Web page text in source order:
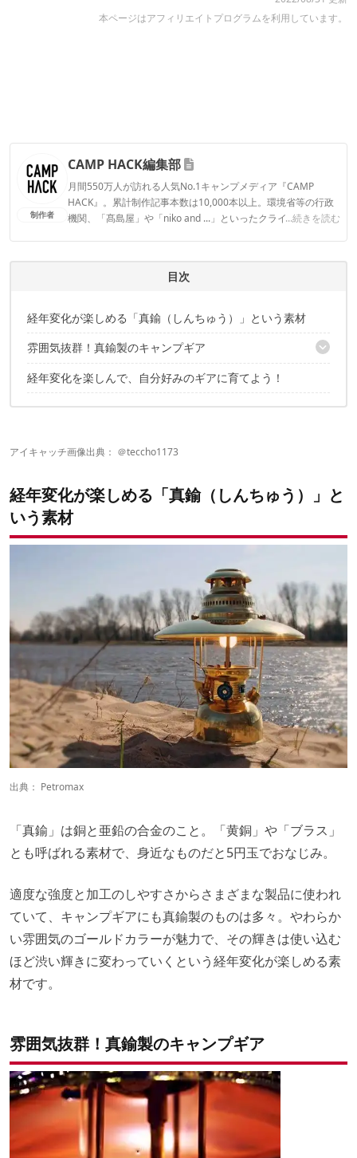
本ページはアフィリエイトプログラムを利用しています。
制作者
CAMP HACK編集部
月間550万人が訪れる人気No.1キャンプメディア『CAMP
HACK』。累計制作記事本数は10,000本以上。環境省等の行政
機関、「髙島屋」や「niko and ...」といったクライアントとの
...続きを読む
CAMP HACK編集部のプロフィール
目次
経年変化が楽しめる「真鍮（しんちゅう）」という素材
雰囲気抜群！真鍮製のキャンプギア
UCO キャンドルランタン[ブラス]
トランギア アルコールバーナー
キャプテンスタッグ 真鍮製 シェラスタッキングカップ320mL
モンロ ティーテーブル
Lue スポーク
経年変化を楽しんで、自分好みのギアに育てよう！
アイキャッチ画像出典： ＠teccho1173
経年変化が楽しめる「真鍮（しんちゅう）」と
いう素材
出典： Petromax
「真鍮」は銅と亜鉛の合金のこと。「黄銅」や「ブラス」
とも呼ばれる素材で、身近なものだと5円玉でおなじみ。
適度な強度と加工のしやすさからさまざまな製品に使われ
ていて、キャンプギアにも真鍮製のものは多々。やわらか
い雰囲気のゴールドカラーが魅力で、その輝きは使い込む
ほど渋い輝きに変わっていくという経年変化が楽しめる素
材です。
雰囲気抜群！真鍮製のキャンプギア